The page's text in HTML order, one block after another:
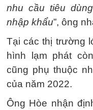
nhu cầu tiêu
nhập khẩu”, ông
Tại các thị trường
hình lạm phát
cũng phụ thuộc
của năm 2022.
Ông Hòe nhận